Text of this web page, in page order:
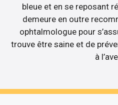
bleue et en se reposant
demeure en outre
ophtalmologue pour
trouve être saine et de
à